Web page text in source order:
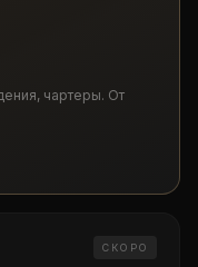
чартеры. От
СКОРО